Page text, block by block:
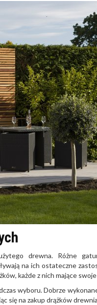
drewna. Różne
na ich ostateczne
każde z nich mające
wyboru. Dobrze
się na zakup drążków